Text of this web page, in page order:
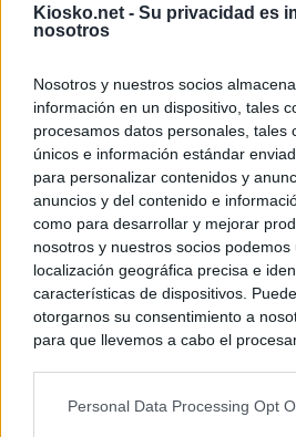
Kiosko.net - Su privacidad es
nosotros
Nosotros y nuestros socios
información en un dispositivo, tales
procesamos datos personales, tales
únicos e información estándar
para personalizar contenidos y
anuncios y del contenido e
como para desarrollar y mejorar
nosotros y nuestros socios
localización geográfica precisa e
características de dispositivos.
otorgarnos su consentimiento a
para que llevemos a cabo el
negar su consentimiento. Tenga en
Personal Data Processing Opt